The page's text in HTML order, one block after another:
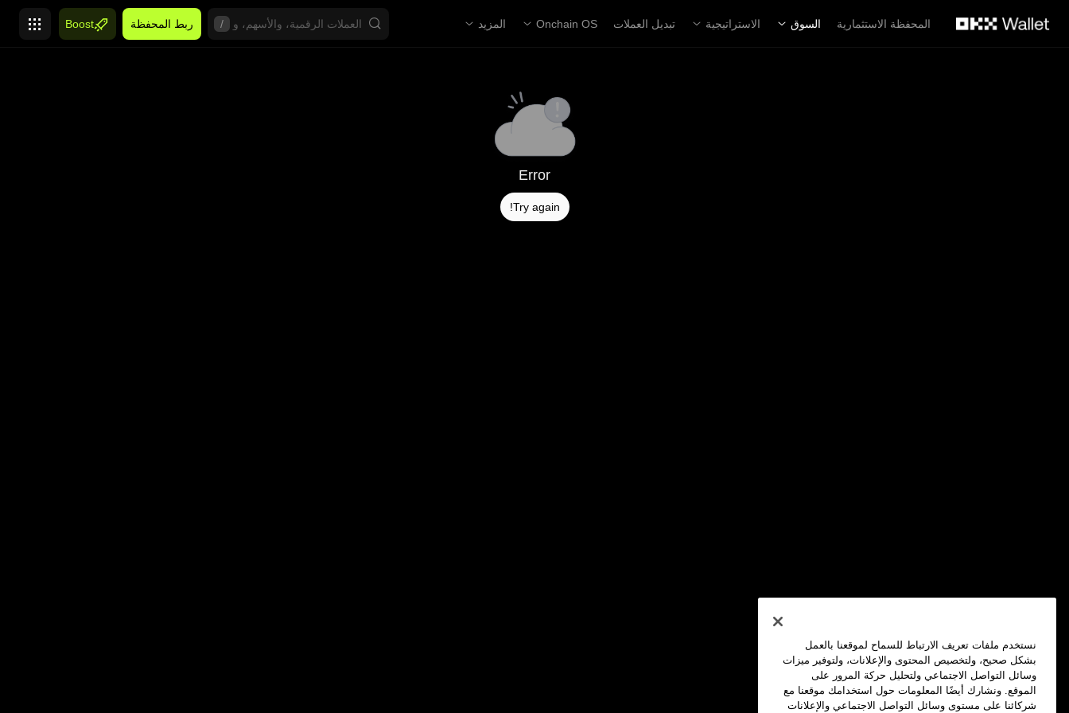
المحفظة الاستثمارية
السوق الاستراتيجية تبديل العملات Onchain OS المزيد / ربط المحفظة Boost
Error
Try again!
نستخدم ملفات تعريف الارتباط للسماح لموقعنا بالعمل
بشكل صحيح، ولتخصيص المحتوى والإعلانات، ولتوفير ميزات
وسائل التواصل الاجتماعي ولتحليل حركة المرور على
الموقع. ونشارك أيضًا المعلومات حول استخدامك موقعنا مع
شركائنا على مستوى وسائل التواصل الاجتماعي والإعلانات